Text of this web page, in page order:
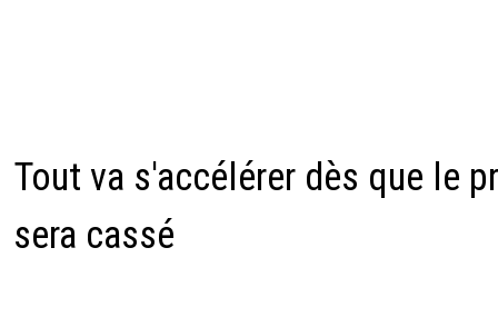
Tout va s'accélérer dès que le
sera cassé